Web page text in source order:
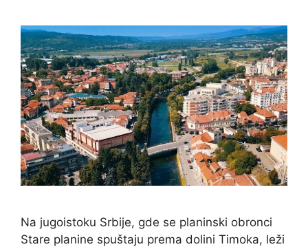
Na jugoistoku Srbije, gde se planinski obronci
Stare planine spuštaju prema dolini Timoka, leži